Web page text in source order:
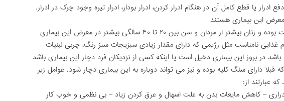
ادرار یا قطع کامل آن در هنگام ادرار کردن، ادرار بودار، ادرار تیره وجود چرک در ادرار.
این بیماری هستند
کسانی که سفید پوست بوده و زنان بیشتر از مردان و سن بین ۲۰ تا ۴۰ سالگی بیشتر در معرض این بیماری
نامناسب مثل رژیمی که دارای مقدار زیادی سبزیجات سبز رنگ، چربی لبنیات
در بروز این بیماری دخیل است یا اینکه کسی از نزدیکان فرد دچار این بیماری باشد
دارای سنگ کلیه بوده و نیز می تواند دوباره به این بیماری دچار شود. عوامل زیر
عبارتند از:
– کاهش مایعات بدن به علت اسهال و عرق کردن زیاد – بی نظمی و خوب کار